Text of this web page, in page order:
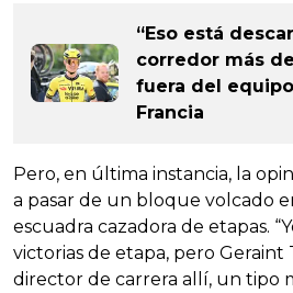
“Eso está
corredor más
fuera del
Francia
Pero, en última instancia, la
a pasar de un bloque volcado
escuadra cazadora de etapas.
victorias de etapa, pero Geraint
director de carrera allí, un tipo